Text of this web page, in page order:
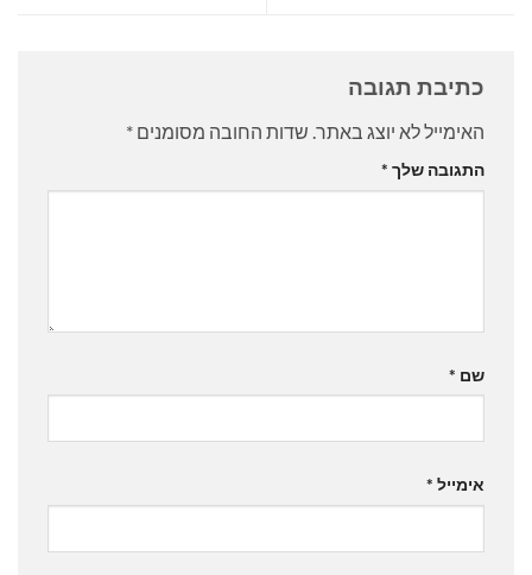
כתיבת תגובה
האימייל לא יוצג באתר. שדות החובה מסומנים *
התגובה שלך *
שם *
אימייל *